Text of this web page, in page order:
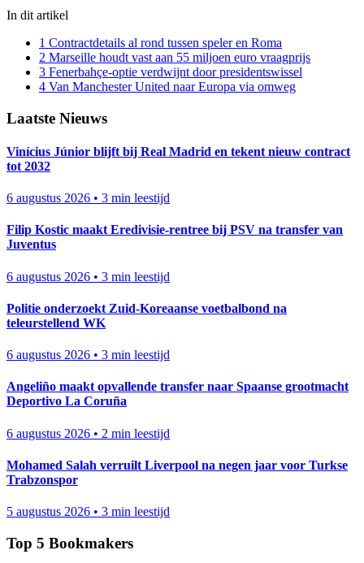
In dit artikel
1 Contractdetails al rond tussen speler en Roma
2 Marseille houdt vast aan 55 miljoen euro vraagprijs
3 Fenerbahçe-optie verdwijnt door presidentswissel
4 Van Manchester United naar Europa via omweg
Laatste Nieuws
Vinícius Júnior blijft bij Real Madrid en tekent nieuw contract
tot 2032
6 augustus 2026 • 3 min leestijd
Filip Kostic maakt Eredivisie-rentree bij PSV na transfer van
Juventus
6 augustus 2026 • 3 min leestijd
Politie onderzoekt Zuid-Koreaanse voetbalbond na
teleurstellend WK
6 augustus 2026 • 3 min leestijd
Angeliño maakt opvallende transfer naar Spaanse grootmacht
Deportivo La Coruña
6 augustus 2026 • 2 min leestijd
Mohamed Salah verruilt Liverpool na negen jaar voor Turkse
Trabzonspor
5 augustus 2026 • 3 min leestijd
Top 5 Bookmakers